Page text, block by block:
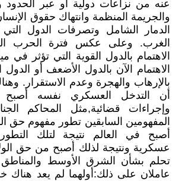
عنه من نزاعات دولية أو عبر الحدود
والجريمة المنظمة وانتهاك حقوق
الدمار الشامل وتصرفات الدول
الغرب. وعلى عكس فترة الحرب
الاهتمام بالدول القوية التي تؤثر في
الاهتمام الآن بالدول الأضعف أو الدول
بالإرهاب والهجرة وعدم الاستقرار.
أن التدخل العسكري نفسه أصبح
وإجراءات قضائية,مثل المحاكم
المفهومين السابقين تطور مفهوم حق
أصبح في العالم نتيجة لتلك
عسكرية ونتيجة لذلك أصبح من حق
تحلم بشأن الشرق الأوسط
عاملان على ذلك:أولهما لم يعد